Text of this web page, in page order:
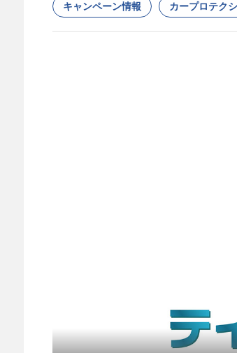
キャンペーン情報 カープロテク